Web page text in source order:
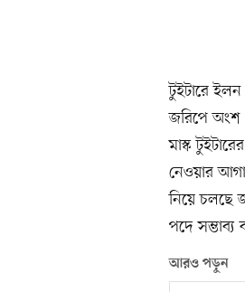
টুইটারে
জরিপে অংশ
মাস্ক
নেওয়ার
নিয়ে চলছে
পদে সম্ভাব্য
আরও পড়ুন